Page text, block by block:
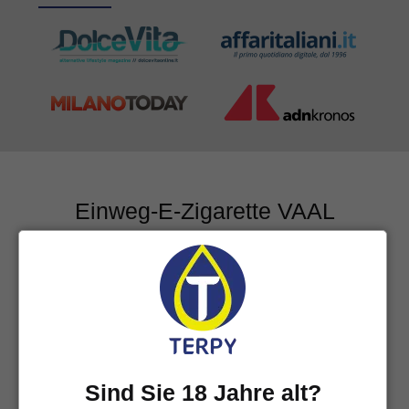
Einweg-E-Zigarette VAAL
Die VAAL Einweg-E-Zigaretten sind klein, farbenfroh
und leicht. Sie passen perfekt in die Tasche, um sie
überallhin mitzunehmen.
Ideal für diejenigen, die verschiedene Geschmäcker
abseits des üblichen Tabaks und besonders fruchtige
mit 17 mg/ml Nikotinsalzen. Die Vaal bieten ein
intensives und zufriedenstellendes Raucherlebnis ohne
Sind Sie 18 Jahre alt?